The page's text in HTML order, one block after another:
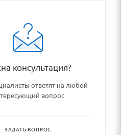
консультация?
ответят на любой
вопрос
ЗАДАТЬ ВОПРОС